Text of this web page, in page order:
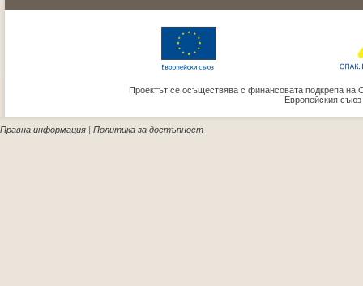
Проектът се осъществява с финансовата подкрепа на
Европейския
Правна информация | Политика за достъпност